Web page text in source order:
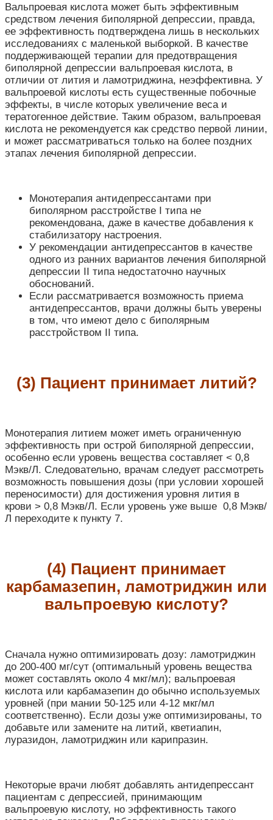
Вальпроевая кислота может быть эффективным
средством лечения биполярной депрессии, правда,
ее эффективность подтверждена лишь в нескольких
исследованиях с маленькой выборкой. В качестве
поддерживающей терапии для предотвращения
биполярной депрессии вальпроевая кислота, в
отличии от лития и ламотриджина, неэффективна. У
вальпроевой кислоты есть существенные побочные
эффекты, в числе которых увеличение веса и
тератогенное действие. Таким образом, вальпроевая
кислота не рекомендуется как средство первой линии,
и может рассматриваться только на более поздних
этапах лечения биполярной депрессии.
Монотерапия антидепрессантами при
биполярном расстройстве I типа не
рекомендована, даже в качестве добавления к
стабилизатору настроения.
У рекомендации антидепрессантов в качестве
одного из ранних вариантов лечения биполярной
депрессии II типа недостаточно научных
обоснований.
Если рассматривается возможность приема
антидепрессантов, врачи должны быть уверены
в том, что имеют дело с биполярным
расстройством II типа.
(3) Пациент принимает литий?
Монотерапия литием может иметь ограниченную
эффективность при острой биполярной депрессии,
особенно если уровень вещества составляет < 0,8
Мэкв/Л. Следовательно, врачам следует рассмотреть
возможность повышения дозы (при условии хорошей
переносимости) для достижения уровня лития в
крови > 0,8 Мэкв/Л. Если уровень уже выше 0,8 Мэкв/
Л переходите к пункту 7.
(4) Пациент принимает
карбамазепин, ламотриджин или
вальпроевую кислоту?
Сначала нужно оптимизировать дозу: ламотриджин
до 200-400 мг/сут (оптимальный уровень вещества
может составлять около 4 мкг/мл); вальпроевая
кислота или карбамазепин до обычно используемых
уровней (при мании 50-125 или 4-12 мкг/мл
соответственно). Если дозы уже оптимизированы, то
добавьте или замените на литий, кветиапин,
луразидон, ламотриджин или карипразин.
Некоторые врачи любят добавлять антидепрессант
пациентам с депрессией, принимающим
вальпроевую кислоту, но эффективность такого